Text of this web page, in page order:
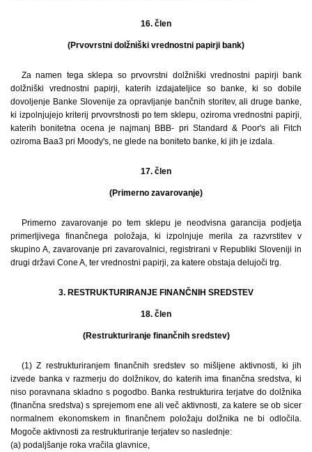
16. člen
(Prvovrstni dolžniški vrednostni papirji bank)
Za namen tega sklepa so prvovrstni dolžniški vrednostni papirji bank
dolžniški vrednostni papirji, katerih izdajateljice so banke, ki so dobile
dovoljenje Banke Slovenije za opravljanje bančnih storitev, ali druge banke,
ki izpolnjujejo kriterij prvovrstnosti po tem sklepu, oziroma vrednostni papirji,
katerih bonitetna ocena je najmanj BBB- pri Standard & Poor's ali Fitch
oziroma Baa3 pri Moody's, ne glede na boniteto banke, ki jih je izdala.
17. člen
(Primerno zavarovanje)
Primerno zavarovanje po tem sklepu je neodvisna garancija podjetja
primerljivega finančnega položaja, ki izpolnjuje merila za razvrstitev v
skupino A, zavarovanje pri zavarovalnici, registrirani v Republiki Sloveniji in
drugi državi Cone A, ter vrednostni papirji, za katere obstaja delujoči trg.
3. RESTRUKTURIRANJE FINANČNIH SREDSTEV
18. člen
(Restrukturiranje finančnih sredstev)
(1) Z restrukturiranjem finančnih sredstev so mišljene aktivnosti, ki jih
izvede banka v razmerju do dolžnikov, do katerih ima finančna sredstva, ki
niso poravnana skladno s pogodbo. Banka restrukturira terjatve do dolžnika
(finančna sredstva) s sprejemom ene ali več aktivnosti, za katere se ob sicer
normalnem ekonomskem in finančnem položaju dolžnika ne bi odločila.
Mogoče aktivnosti za restrukturiranje terjatev so naslednje:
(a) podaljšanje roka vračila glavnice,